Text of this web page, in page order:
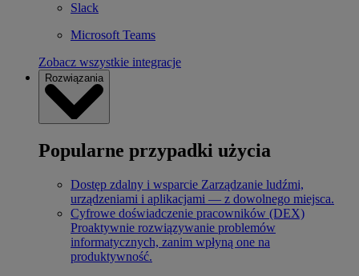
Slack
Microsoft Teams
Zobacz wszystkie integracje
Rozwiązania
Popularne przypadki użycia
Dostęp zdalny i wsparcie Zarządzanie ludźmi,
urządzeniami i aplikacjami — z dowolnego miejsca.
Cyfrowe doświadczenie pracowników (DEX)
Proaktywnie rozwiązywanie problemów
informatycznych, zanim wpłyną one na
produktywność.